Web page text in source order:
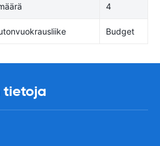
4
Budget
tietoja